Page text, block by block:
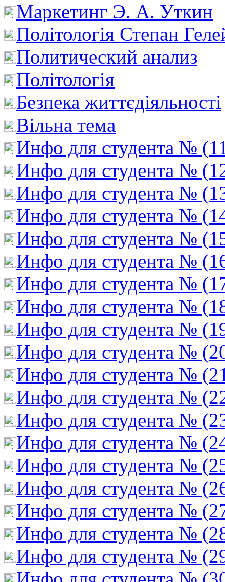
Маркетинг Э. А. Уткин
Політологія Степан
Политический анализ
Політологія
Безпека життєдіяльності
Вільна тема
Инфо для студента №
Инфо для студента №
Инфо для студента №
Инфо для студента №
Инфо для студента №
Инфо для студента №
Инфо для студента №
Инфо для студента №
Инфо для студента №
Инфо для студента №
Инфо для студента №
Инфо для студента №
Инфо для студента №
Инфо для студента №
Инфо для студента №
Инфо для студента №
Инфо для студента №
Инфо для студента №
Инфо для студента №